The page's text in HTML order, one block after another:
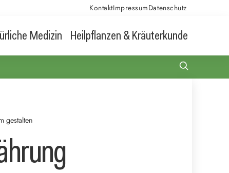
KontaktImpressumDatenschutz
Medizin Heilpflanzen & Kräuterkunde
gestalten